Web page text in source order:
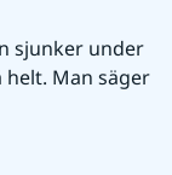
sjunker under
Man säger